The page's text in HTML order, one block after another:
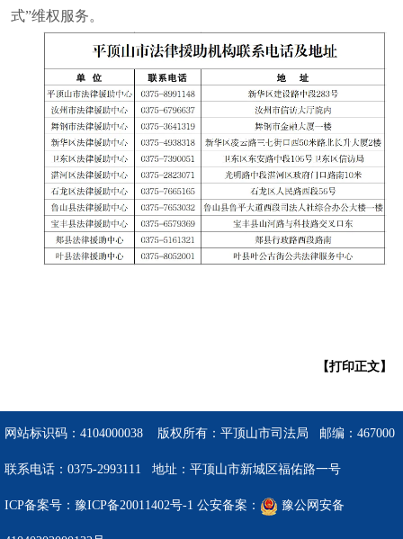
法律职业资
格考试
查询服务
式”维权服务。
【打印正文】
网站标识码：4104000038 版权所有：平顶山市司法局 邮编：467000
联系电话：0375-2993111 地址：平顶山市新城区福佑路一号
ICP备案号：豫ICP备20011402号-1 公安备案： 豫公网安备